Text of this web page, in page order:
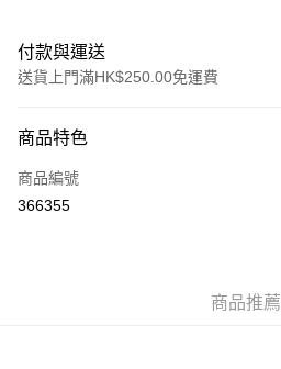
付款與運送
送貨上門滿HK$250.00免運費
信用卡
Apple Pay
商品特色
商品編號
366355
商品推薦